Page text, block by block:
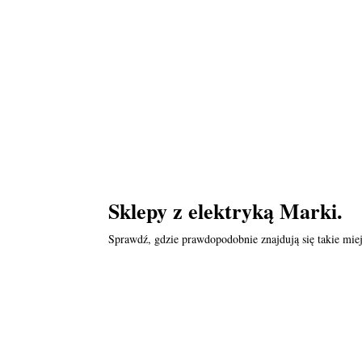
Sklepy z elektryką Marki.
Sprawdź, gdzie prawdopodobnie znajdują się takie